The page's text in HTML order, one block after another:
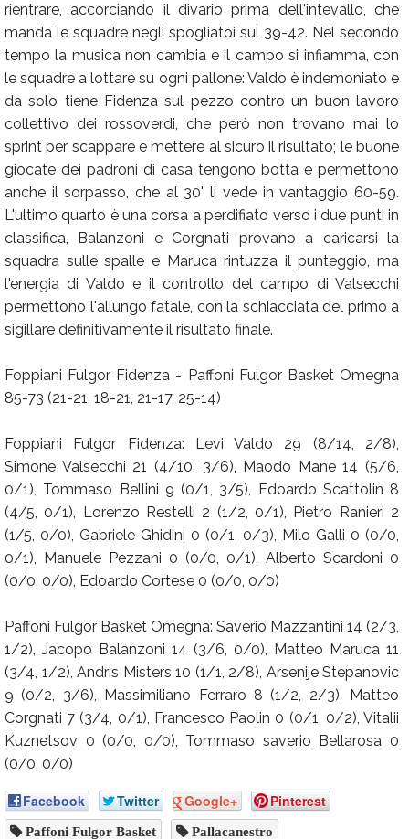
rientrare, accorciando il divario prima dell'intevallo, che
manda le squadre negli spogliatoi sul 39-42. Nel secondo
tempo la musica non cambia e il campo si infiamma, con
le squadre a lottare su ogni pallone: Valdo è indemoniato e
da solo tiene Fidenza sul pezzo contro un buon lavoro
collettivo dei rossoverdi, che però non trovano mai lo
sprint per scappare e mettere al sicuro il risultato; le buone
giocate dei padroni di casa tengono botta e permettono
anche il sorpasso, che al 30' li vede in vantaggio 60-59.
L'ultimo quarto è una corsa a perdifiato verso i due punti in
classifica, Balanzoni e Corgnati provano a caricarsi la
squadra sulle spalle e Maruca rintuzza il punteggio, ma
l'energia di Valdo e il controllo del campo di Valsecchi
permettono l'allungo fatale, con la schiacciata del primo a
sigillare definitivamente il risultato finale.
Foppiani Fulgor Fidenza - Paffoni Fulgor Basket Omegna
85-73 (21-21, 18-21, 21-17, 25-14)
Foppiani Fulgor Fidenza: Levi Valdo 29 (8/14, 2/8),
Simone Valsecchi 21 (4/10, 3/6), Maodo Mane 14 (5/6,
0/1), Tommaso Bellini 9 (0/1, 3/5), Edoardo Scattolin 8
(4/5, 0/1), Lorenzo Restelli 2 (1/2, 0/1), Pietro Ranieri 2
(1/5, 0/0), Gabriele Ghidini 0 (0/1, 0/3), Milo Galli 0 (0/0,
0/1), Manuele Pezzani 0 (0/0, 0/1), Alberto Scardoni 0
(0/0, 0/0), Edoardo Cortese 0 (0/0, 0/0)
Paffoni Fulgor Basket Omegna: Saverio Mazzantini 14 (2/3,
1/2), Jacopo Balanzoni 14 (3/6, 0/0), Matteo Maruca 11
(3/4, 1/2), Andris Misters 10 (1/1, 2/8), Arsenije Stepanovic
9 (0/2, 3/6), Massimiliano Ferraro 8 (1/2, 2/3), Matteo
Corgnati 7 (3/4, 0/1), Francesco Paolin 0 (0/1, 0/2), Vitalii
Kuznetsov 0 (0/0, 0/0), Tommaso saverio Bellarosa 0
(0/0, 0/0)
Facebook Twitter Google+ Pinterest
Paffoni Fulgor Basket Pallacanestro